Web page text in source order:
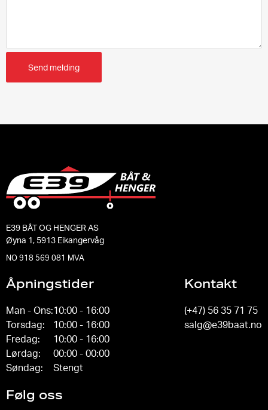
Send melding
E39 BÅT OG HENGER AS
Øyna 1, 5913 Eikangervåg
NO 918 569 081 MVA
Åpningstider
Man - Ons:10:00 - 16:00
Torsdag:
10:00 - 16:00
Fredag:
10:00 - 16:00
Lørdag:
00:00 - 00:00
Søndag:
Stengt
Kontakt
(+47) 56 35 71 75
salg@e39baat.no
Følg oss